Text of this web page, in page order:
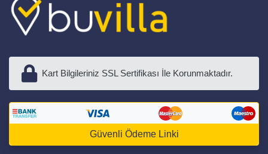
Kart Bilgileriniz SSL Sertifikası İle Korunmaktadır.
Güvenli Ödeme Linki